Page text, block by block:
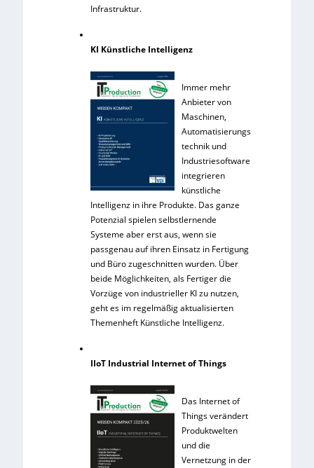
Infrastruktur.
KI Künstliche Intelligenz
Immer mehr
Anbieter von
Maschinen,
Automatisierungs
technik und
Industriesoftware
integrieren
künstliche
Intelligenz in ihre Produkte. Das ganze
Potenzial spielen selbstlernende
Systeme aber erst aus, wenn sie
passgenau auf ihren Einsatz in Fertigung
und Büro zugeschnitten wurden. Über
beide Möglichkeiten, als Fertiger die
Vorzüge von industrieller KI zu nutzen,
geht es im regelmäßig aktualisierten
Themenheft Künstliche Intelligenz.
IIoT Industrial Internet of Things
Das Internet of
Things verändert
Produktwelten
und die
Vernetzung in der